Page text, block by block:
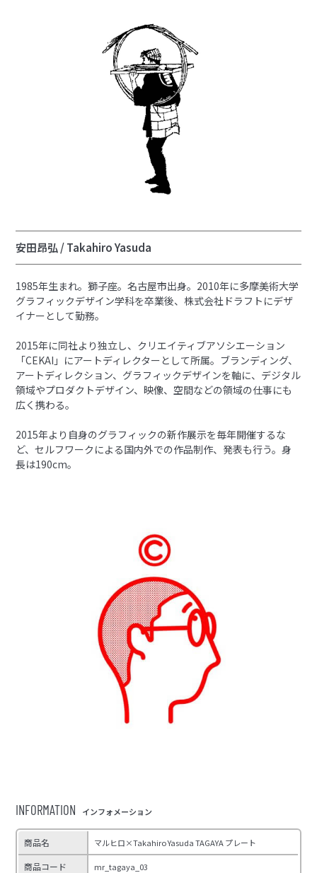
安田昂弘 / Takahiro Yasuda
1985年生まれ。獅子座。名古屋市出身。2010年に多摩美術大学
グラフィックデザイン学科を卒業後、株式会社ドラフトにデザ
イナーとして勤務。
2015年に同社より独立し、クリエイティブアソシエーション
「CEKAI」にアートディレクターとして所属。ブランディング、
アートディレクション、グラフィックデザインを軸に、デジタル
領域やプロダクトデザイン、映像、空間などの領域の仕事にも
広く携わる。
2015年より自身のグラフィックの新作展示を毎年開催するな
ど、セルフワークによる国内外での作品制作、発表も行う。身
長は190cm。
INFORMATION インフォメーション
商品名 マルヒロ×Takahiro Yasuda TAGAYA プレート
商品コード mr_tagaya_03